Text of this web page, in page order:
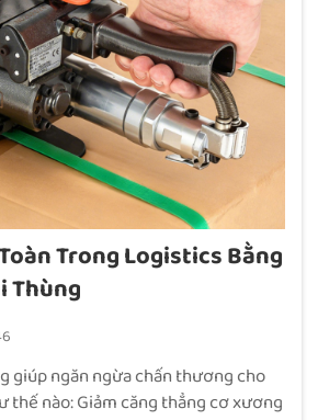
Trong Logistics Bằng
Thùng
giúp ngăn ngừa chấn thương cho
thế nào: Giảm căng thẳng cơ xương